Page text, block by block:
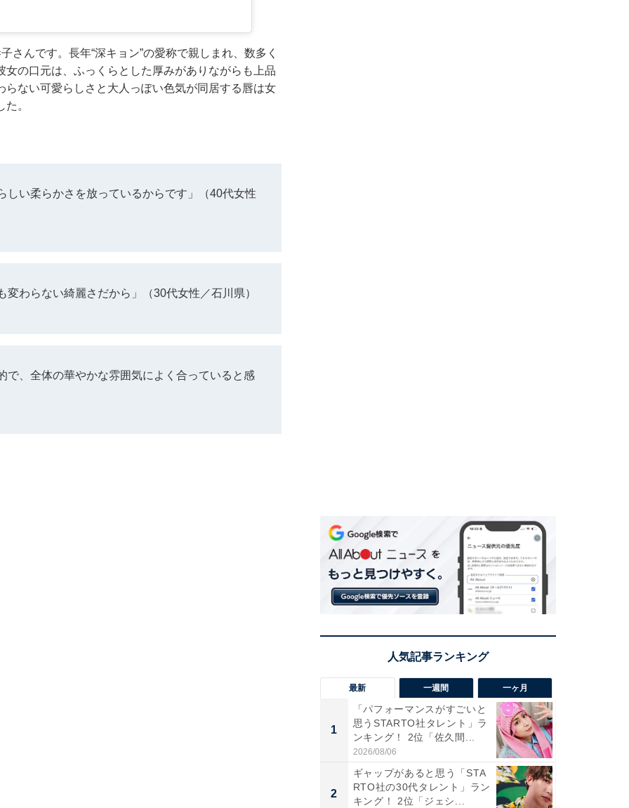
さんです。長年“深キョン”の愛称で親しまれ、数多く
の口元は、ふっくらとした厚みがありながらも上品
ない可愛らしさと大人っぽい色気が同居する唇は女
。
しい柔らかさを放っているからです」（40代女性
変わらない綺麗さだから」（30代女性／石川県）
で、全体の華やかな雰囲気によく合っていると感
最新 一週間 一ヶ月
1
「パフォーマンスがすごいと
思うSTARTO社タレント」ラ
ンキング！ 2位「佐久間...
2026/08/06
2
ギャップがあると思う「STA
RTO社の30代タレント」ラン
キング！ 2位「ジェシ...